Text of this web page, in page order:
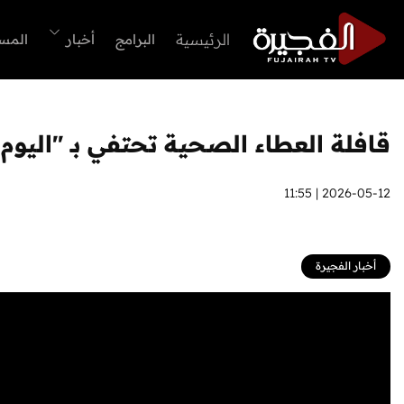
الرئيسية البرامج أخبار
قافلة العطاء الصحية تحتفي بـ
2026-05-12 | 11:55
أخبار الفجيرة